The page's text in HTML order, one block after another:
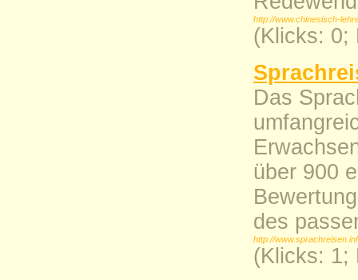
http://www.chinesisch-
(Klicks: 0;
Das
über 900
des
http://
(Klicks: 1;